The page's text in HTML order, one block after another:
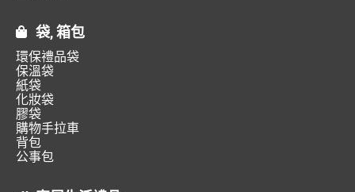
袋, 箱包
環保禮品袋
保溫袋
紙袋
化妝袋
膠袋
購物手拉車
背包
公事包